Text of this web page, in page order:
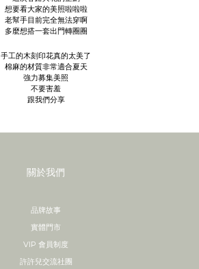
想要看大家的美照啦啦啦
老幫手目前完全無法穿啊
多麼想搭一套出門轉圈圈
手工的木刻印花真的太美了
棉麻的材質非常適合夏天
強力募集美照
不要害羞
跟我們分享
關於我們
品牌故事
實體門市
VIP 會員制度
許許兒交流社團